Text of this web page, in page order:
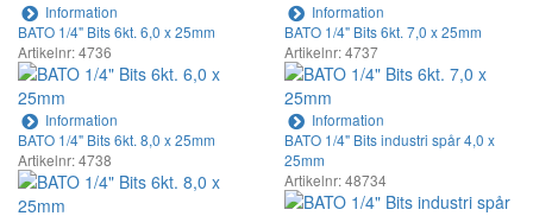
Information
Information
BATO 1/4" Bits 6kt. 6,0 x 25mm
Artikelnr: 4736
Information
BATO 1/4" Bits 6kt. 7,0 x 25mm
Artikelnr: 4737
Information
BATO 1/4" Bits 6kt. 8,0 x 25mm
Artikelnr: 4738
BATO 1/4" Bits industri spår 4,0 x
25mm
Artikelnr: 48734